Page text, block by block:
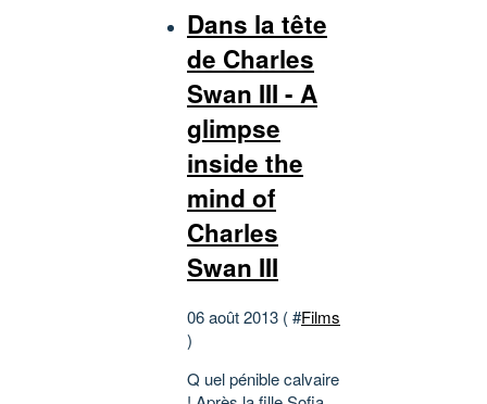
Dans la tête
de Charles
Swan III - A
glimpse
inside the
mind of
Charles
Swan III
06 août 2013 ( #Films
)
Q uel pénible calvaire